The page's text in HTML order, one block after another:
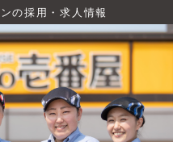
の採用・求人情報